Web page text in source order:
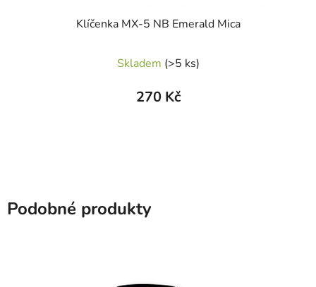
Klíčenka MX-5 NB Emerald Mica
Skladem (>5 ks)
270 Kč
Podobné produkty